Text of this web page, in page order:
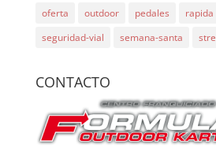
oferta
outdoor pedales rapida
seguridad-vial
semana-santa
CONTACTO